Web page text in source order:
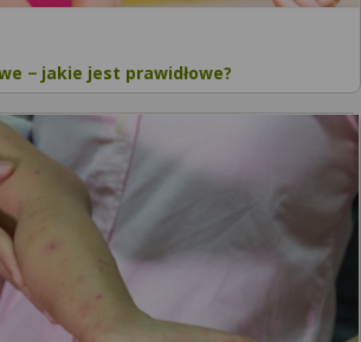
− jakie jest prawidłowe?